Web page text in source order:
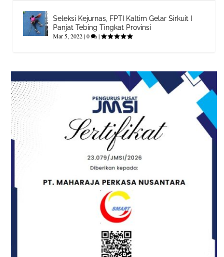
Seleksi Kejurnas, FPTI Kaltim Gelar Sirkuit I
Panjat Tebing Tingkat Provinsi
Mar 5, 2022|0 |